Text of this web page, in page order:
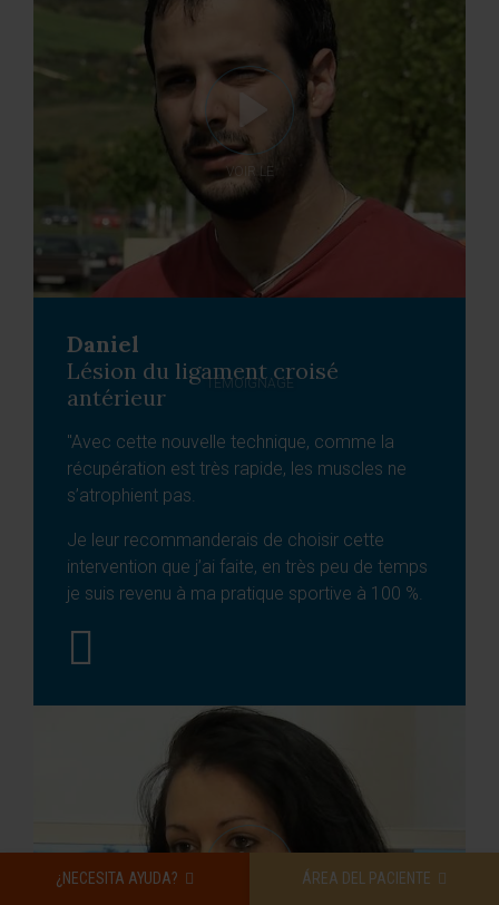
Daniel
Lésion du ligament croisé
antérieur
"Avec cette nouvelle technique, comme la
récupération est très rapide, les muscles ne
s’atrophient pas.
Je leur recommanderais de choisir cette
intervention que j’ai faite, en très peu de temps
je suis revenu à ma pratique sportive à 100 %.
VOIR LE
TÉMOIGNAGE
¿NECESITA AYUDA? ÁREA DEL PACIENTE